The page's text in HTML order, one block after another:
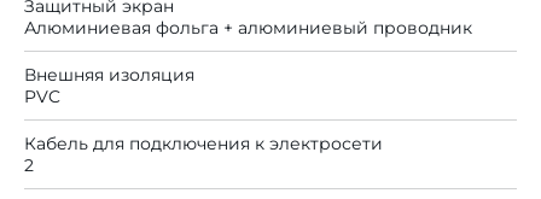
Защитный экран
Алюминиевая фольга + алюминиевый проводник
Внешняя изоляция
PVC
Кабель для подключения к электросети
2